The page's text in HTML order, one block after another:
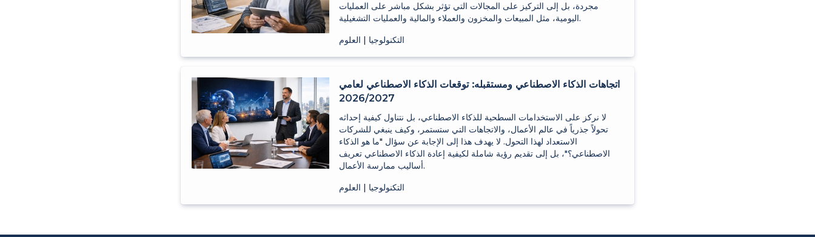
مجردة، بل إلى التركيز على المجالات التي تؤثر بشكل مباشر على العمليات
اليومية، مثل المبيعات والمخزون والعملاء والمالية والعمليات التشغيلية.
التكنولوجيا | العلوم
اتجاهات الذكاء الاصطناعي ومستقبله: توقعات الذكاء الاصطناعي لعامي
2026/2027
لا نركز على الاستخدامات السطحية للذكاء الاصطناعي، بل نتناول كيفية إحداثه
تحولاً جذرياً في عالم الأعمال، والاتجاهات التي ستستمر، وكيف ينبغي للشركات
الاستعداد لهذا التحول. لا يهدف هذا إلى الإجابة عن سؤال "ما هو الذكاء
الاصطناعي؟"، بل إلى تقديم رؤية شاملة لكيفية إعادة الذكاء الاصطناعي تعريف
أساليب ممارسة الأعمال.
التكنولوجيا | العلوم